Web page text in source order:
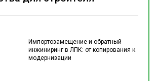
Импортозамещение и обратный
инжиниринг в ЛПК: от копирования к
модернизации